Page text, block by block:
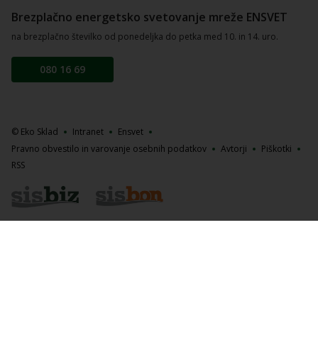
Brezplačno energetsko svetovanje mreže ENSVET
na brezplačno številko od ponedeljka do petka med 10. in 14. uro.
080 16 69
© Eko Sklad Intranet
Ensvet
Pravno obvestilo in varovanje osebnih podatkov
Avtorji
Piškotki
RSS